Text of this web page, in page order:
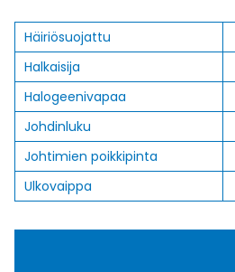
Häiriösuojattu
Halkaisija
Halogeenivapaa
Johdinluku
Johtimien poikkipinta
Ulkovaippa